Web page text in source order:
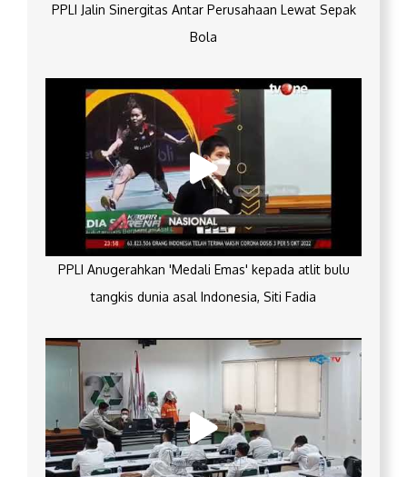
PPLI Jalin Sinergitas Antar Perusahaan Lewat Sepak
Bola
PPLI Anugerahkan 'Medali Emas' kepada atlit bulu
tangkis dunia asal Indonesia, Siti Fadia